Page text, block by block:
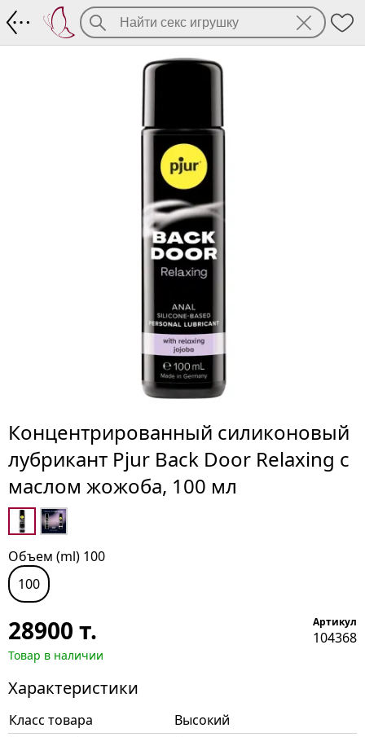
Концентрированный силиконовый
лубрикант Pjur Back Door Relaxing с
маслом жожоба, 100 мл
Объем (ml) 100
100
28900 т.
Товар в наличии
Артикул
104368
Характеристики
Класс товара
Высокий
Концентрированный силиконовый